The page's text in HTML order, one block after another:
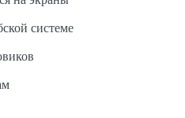
системе